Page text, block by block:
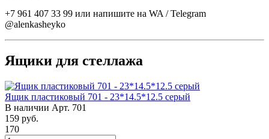
+7 961 407 33 99 или напишите на WA / Telegram
@alenkasheyko
Ящики для стеллажа
Ящик пластиковый 701 - 23*14.5*12.5 серый
В наличии Арт. 701
159 руб.
170